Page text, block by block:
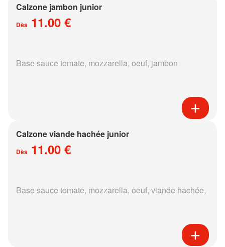
Calzone jambon junior
Dès 11.00 €
Base sauce tomate, mozzarella, oeuf, jambon
Calzone viande hachée junior
Dès 11.00 €
Base sauce tomate, mozzarella, oeuf, viande hachée,